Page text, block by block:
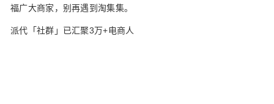
福广大商家，别再遇到淘集集。
派代「社群」已汇聚3万+电商人